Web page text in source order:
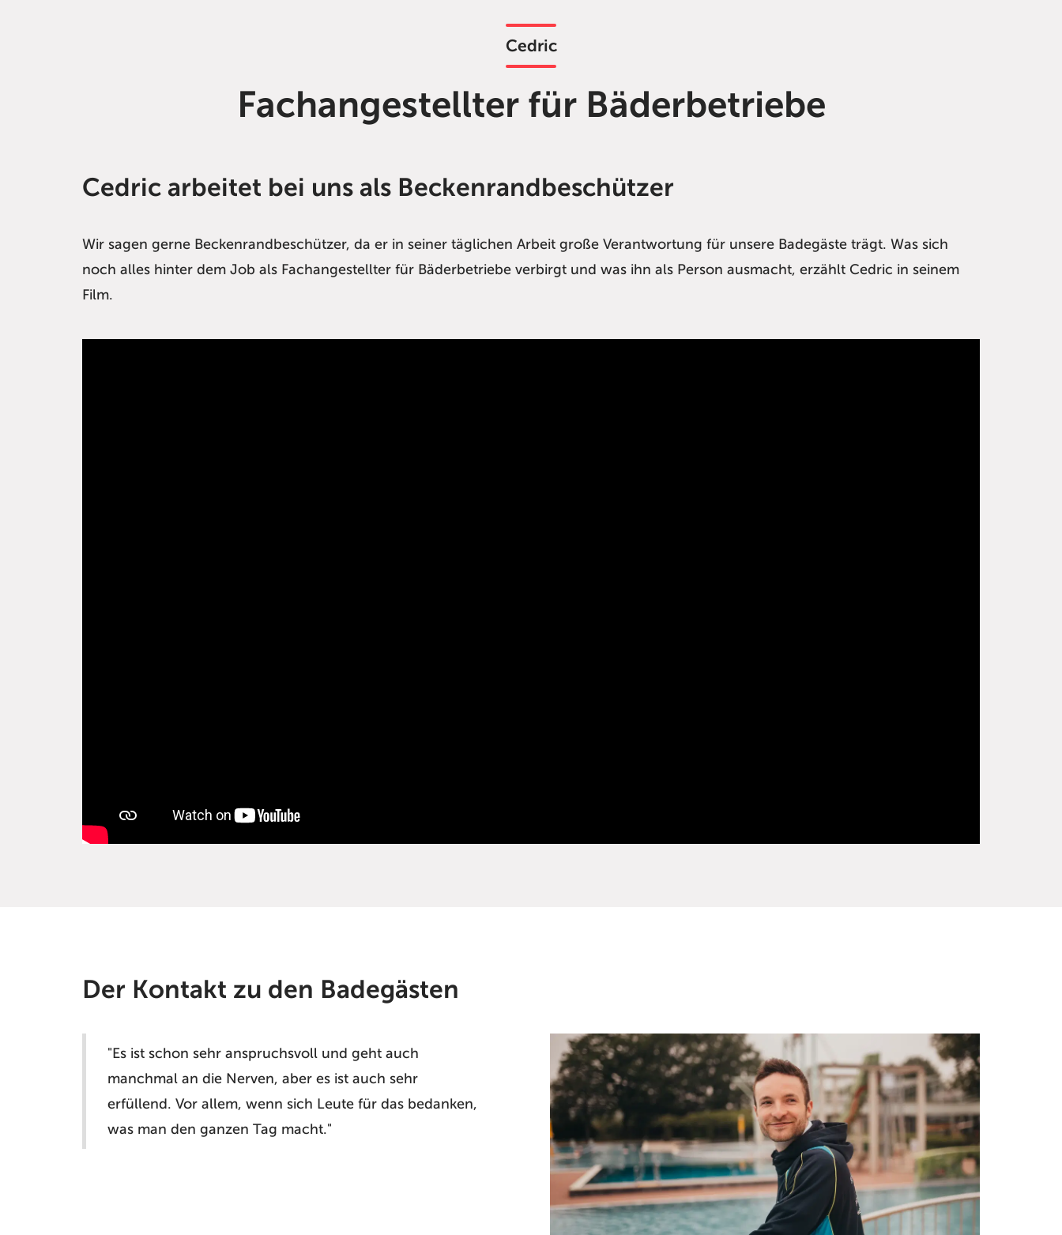
Cedric
Fachangestellter für Bäderbetriebe
Cedric arbeitet bei uns als Beckenrandbeschützer
Wir sagen gerne Beckenrandbeschützer, da er in seiner täglichen Arbeit große Verantwortung für unsere Badegäste trägt. Was sich
noch alles hinter dem Job als Fachangestellter für Bäderbetriebe verbirgt und was ihn als Person ausmacht, erzählt Cedric in seinem
Film.
Der Kontakt zu den Badegästen
"Es ist schon sehr anspruchsvoll und geht auch
manchmal an die Nerven, aber es ist auch sehr
erfüllend. Vor allem, wenn sich Leute für das bedanken,
was man den ganzen Tag macht."